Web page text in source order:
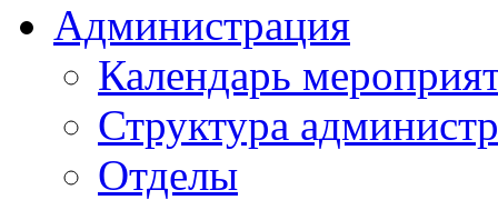
Администрация
Календарь
Структура
Отделы